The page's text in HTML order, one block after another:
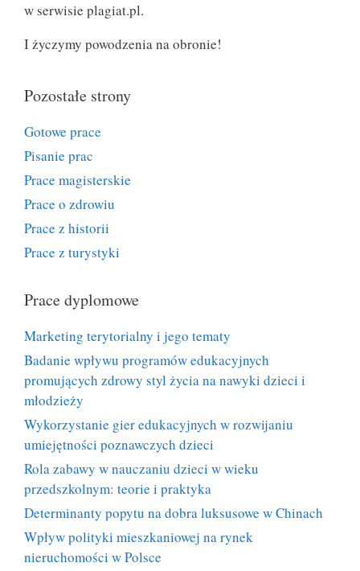
w serwisie plagiat.pl.
I życzymy powodzenia na obronie!
Pozostałe strony
Gotowe prace
Pisanie prac
Prace magisterskie
Prace o zdrowiu
Prace z historii
Prace z turystyki
Prace dyplomowe
Marketing terytorialny i jego tematy
Badanie wpływu programów edukacyjnych
promujących zdrowy styl życia na nawyki dzieci i
młodzieży
Wykorzystanie gier edukacyjnych w rozwijaniu
umiejętności poznawczych dzieci
Rola zabawy w nauczaniu dzieci w wieku
przedszkolnym: teorie i praktyka
Determinanty popytu na dobra luksusowe w Chinach
Wpływ polityki mieszkaniowej na rynek
nieruchomości w Polsce